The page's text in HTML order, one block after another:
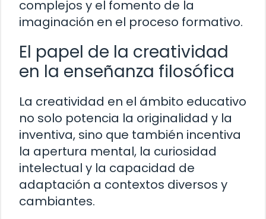
complejos y el fomento de la
imaginación en el proceso formativo.
El papel de la creatividad
en la enseñanza filosófica
La creatividad en el ámbito educativo
no solo potencia la originalidad y la
inventiva, sino que también incentiva
la apertura mental, la curiosidad
intelectual y la capacidad de
adaptación a contextos diversos y
cambiantes.